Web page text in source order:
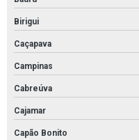
Pintura linhas estacionamento
Pintura para quadra de futebol
Pintura piso de garagem
Pintura poliuretano
Pintura poliuretano alifática
Pintura poliuretano para pisos
Birigui
Caçapava
Campinas
Cabreúva
Cajamar
Capão Bonito